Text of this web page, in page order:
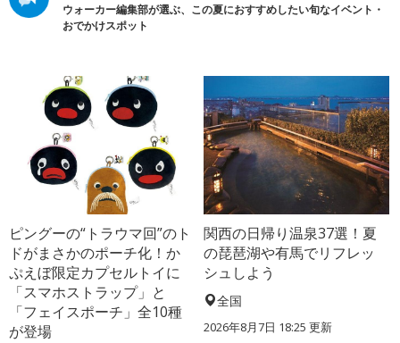
ウォーカー編集部が選ぶ、この夏におすすめしたい旬なイベント・
おでかけスポット
ピングーの“トラウマ回”のト
ドがまさかのポーチ化！か
ぷえぼ限定カプセルトイに
「スマホストラップ」と
「フェイスポーチ」全10種
が登場
関西の日帰り温泉37選！夏
の琵琶湖や有馬でリフレッ
シュしよう
全国
2026年8月7日 18:25 更新